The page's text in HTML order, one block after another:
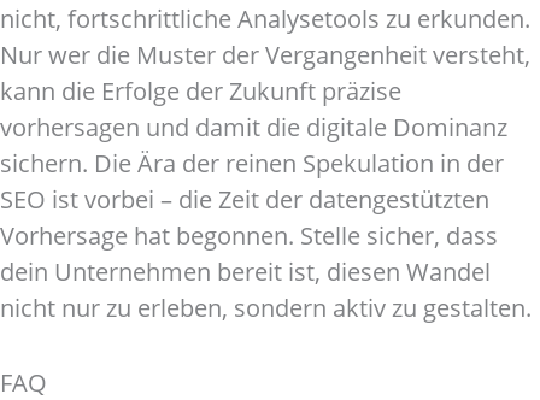
nicht, fortschrittliche Analysetools zu erkunden.
Nur wer die Muster der Vergangenheit versteht,
kann die Erfolge der Zukunft präzise
vorhersagen und damit die digitale Dominanz
sichern. Die Ära der reinen Spekulation in der
SEO ist vorbei – die Zeit der datengestützten
Vorhersage hat begonnen. Stelle sicher, dass
dein Unternehmen bereit ist, diesen Wandel
nicht nur zu erleben, sondern aktiv zu gestalten.
FAQ